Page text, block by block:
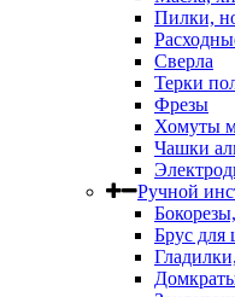
Пилки,
Сверла
Терки
Фрезы
Хомуты
Чашки
Ручной
Брус для